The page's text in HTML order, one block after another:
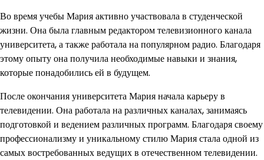
Во время учебы Мария активно участвовала в студенческой
жизни. Она была главным редактором телевизионного канала
университета, а также работала на популярном радио. Благодаря
этому опыту она получила необходимые навыки и знания,
которые понадобились ей в будущем.
После окончания университета Мария начала карьеру в
телевидении. Она работала на различных каналах, занимаясь
подготовкой и ведением различных программ. Благодаря своему
профессионализму и уникальному стилю Мария стала одной из
самых востребованных ведущих в отечественном телевидении.